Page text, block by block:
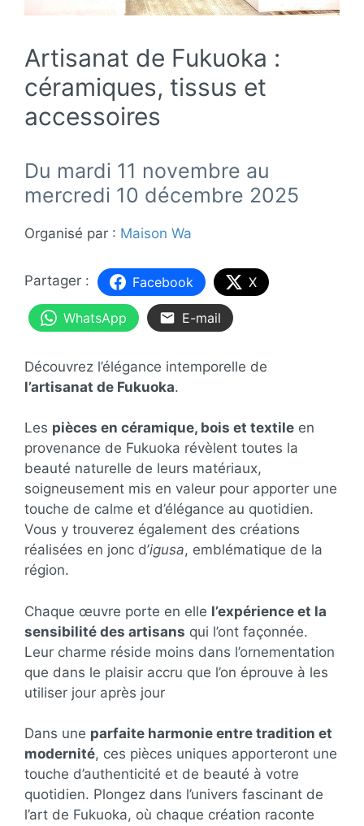
Artisanat de Fukuoka :
céramiques, tissus et
accessoires
Du mardi 11 novembre au
mercredi 10 décembre 2025
Organisé par : Maison Wa
Facebook X
WhatsApp E-mail
Découvrez l’élégance intemporelle de
l’artisanat de Fukuoka.
Les pièces en céramique, bois et textile en
provenance de Fukuoka révèlent toutes la
beauté naturelle de leurs matériaux,
soigneusement mis en valeur pour apporter une
touche de calme et d’élégance au quotidien.
Vous y trouverez également des créations
réalisées en jonc d’igusa, emblématique de la
région.
Chaque œuvre porte en elle l’expérience et la
sensibilité des artisans qui l’ont façonnée.
Leur charme réside moins dans l’ornementation
que dans le plaisir accru que l’on éprouve à les
utiliser jour après jour
Dans une parfaite harmonie entre tradition et
modernité, ces pièces uniques apporteront une
touche d’authenticité et de beauté à votre
quotidien. Plongez dans l’univers fascinant de
l’art de Fukuoka, où chaque création raconte